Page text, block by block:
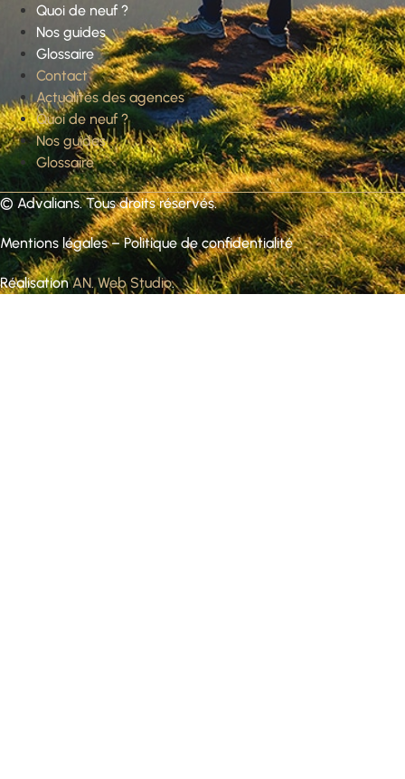
Quoi de neuf ?
Nos guides
Glossaire
Contact
Actualités des agences
Quoi de neuf ?
Nos guides
Glossaire
© Advalians. Tous droits réservés.
Mentions légales–Politique de confidentialité
RéalisationAN. Web Studio.